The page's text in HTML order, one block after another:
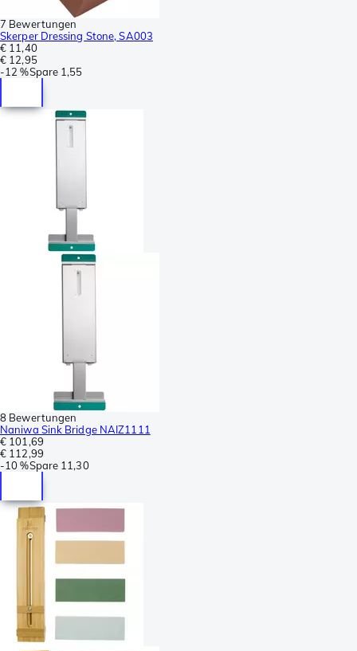
7 Bewertungen
Skerper Dressing Stone, SA003
€ 11,40
€ 12,95
-12 %Spare 1,55
8 Bewertungen
Naniwa Sink Bridge NAIZ1111
€ 101,69
€ 112,99
-10 %Spare 11,30